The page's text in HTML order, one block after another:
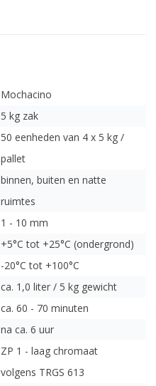
Mochacino
5 kg zak
50 eenheden van 4 x 5 kg /
pallet
binnen, buiten en natte
ruimtes
1 - 10 mm
+5°C tot +25°C (ondergrond)
-20°C tot +100°C
ca. 1,0 liter / 5 kg gewicht
ca. 60 - 70 minuten
na ca. 6 uur
ZP 1 - laag chromaat
volgens TRGS 613